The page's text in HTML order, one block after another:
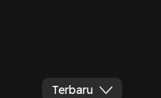
Terbaru